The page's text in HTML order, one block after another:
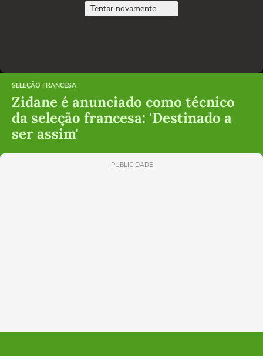
Tentar novamente
SELEÇÃO FRANCESA
Zidane é anunciado como técnico
da seleção francesa: 'Destinado a
ser assim'
PUBLICIDADE